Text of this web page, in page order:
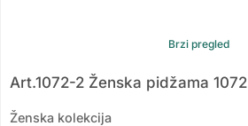
Brzi pregled
Art.1072-2 Ženska pidžama 1072
Ženska kolekcija